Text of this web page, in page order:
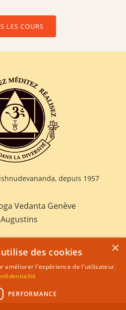
LES COURS
depuis 1957
Vedanta Genève
×
des cookies
améliorer l'expérience de l'utilisateur.
PERFORMANCE